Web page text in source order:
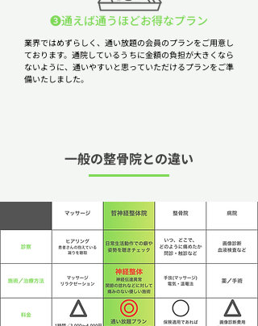
❸通えば通うほどお得なプラン
業界ではめずらしく、通い放題の会員のプランをご用意し
ております。通院しているうちに金額の負担が大きくなら
ないように、通いやすいと思っていただけるプランをご準
備いたしました。
一般の整骨院との違い